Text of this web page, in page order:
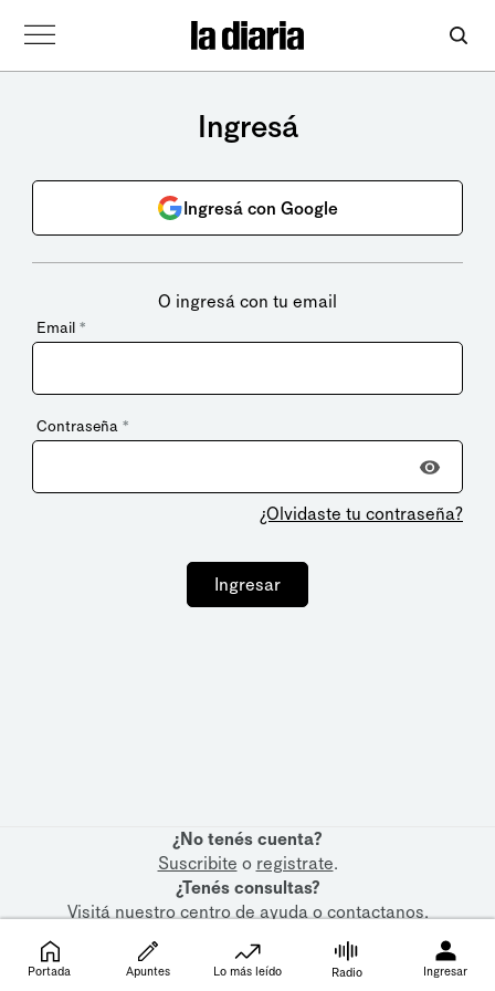
Ingresá
Ingresá con Google
O ingresá con tu email
Email *
Contraseña *
¿Olvidaste tu contraseña?
Ingresar
¿No tenés cuenta?
Suscribite o registrate.
¿Tenés consultas?
Visitá nuestrocentro de ayudaocontactanos.
Portada Apuntes Lo más leído Radio Ingresar